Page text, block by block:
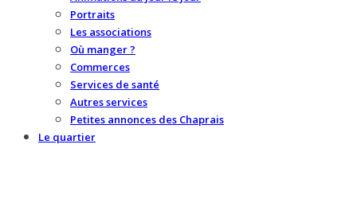
Portraits
Les associations
Où manger ?
Commerces
Services de santé
Autres services
Petites annonces des Chaprais
Le quartier